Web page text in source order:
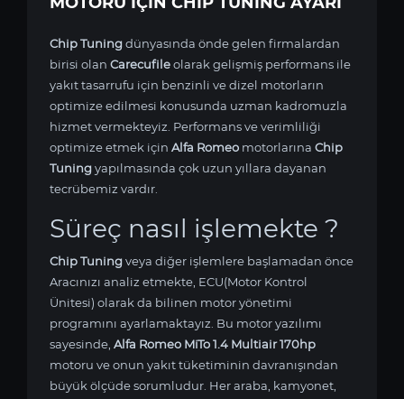
Chip Tuningdünyasında önde gelen firmalardan
birisi olan Carecufileolarak gelişmiş performans ile
yakıt tasarrufu için benzinli ve dizel motorların
optimize edilmesi konusunda uzman kadromuzla
hizmet vermekteyiz. Performans ve verimliliği
optimize etmek için Alfa Romeo motorlarına Chip
Tuningyapılmasında çok uzun yıllara dayanan
tecrübemiz vardır.
Süreç nasıl işlemekte ?
Chip Tuningveya diğer işlemlere başlamadan önce
Aracınızı analiz etmekte, ECU(Motor Kontrol
Ünitesi) olarak da bilinen motor yönetimi
programını ayarlamaktayız. Bu motor yazılımı
sayesinde, Alfa Romeo MiTo 1.4 Multiair 170hp
motoru ve onun yakıt tüketiminin davranışından
büyük ölçüde sorumludur. Her araba, kamyonet,